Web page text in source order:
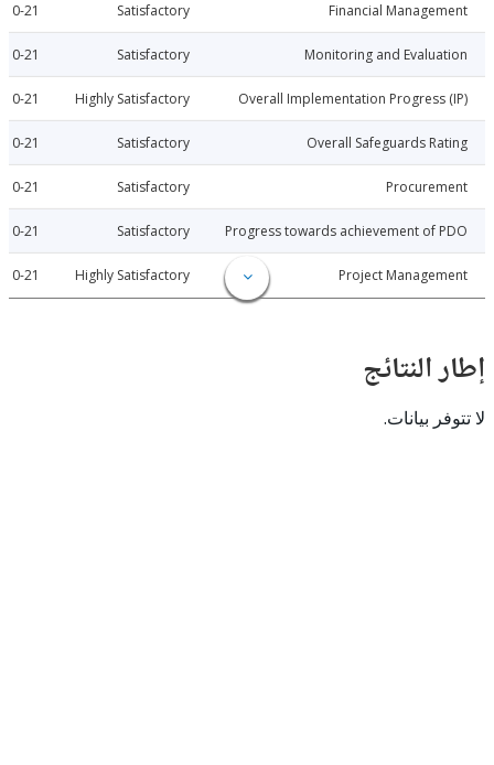
Financial
Satisfactory
2007-10-21
Monitoring and
Satisfactory
2007-10-21
Overall Implementation
Highly Satisfactory
2007-10-21
Overall Safeguards
Satisfactory
2007-10-21
Satisfactory
2007-10-21
Progress towards achievement of
Satisfactory
2007-10-21
Project
Highly Satisfactory
2007-10-21
بيانات.